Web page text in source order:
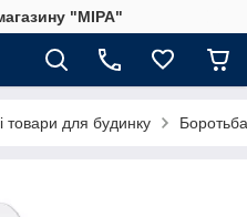
"МІРА"
товари для будинку